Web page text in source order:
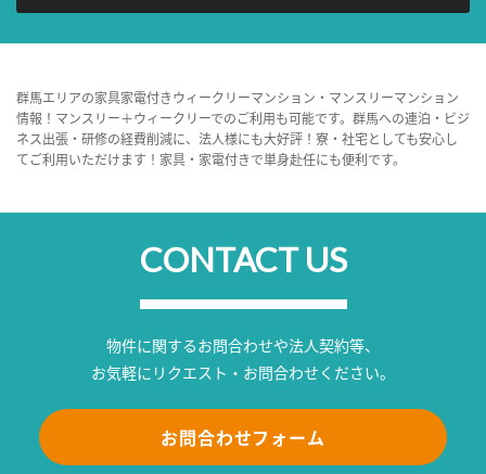
群馬エリアの家具家電付きウィークリーマンション・マンスリーマンション
情報！マンスリー＋ウィークリーでのご利用も可能です。群馬への連泊・ビジ
ネス出張・研修の経費削減に、法人様にも大好評！寮・社宅としても安心し
てご利用いただけます！家具・家電付きで単身赴任にも便利です。
CONTACT US
物件に関するお問合わせや法人契約等、
お気軽にリクエスト・お問合わせください。
お問合わせフォーム